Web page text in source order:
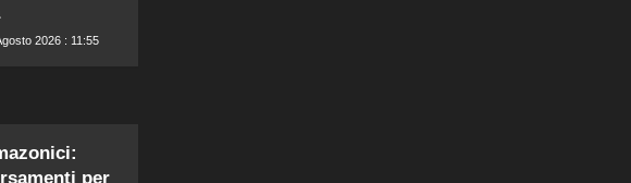
2026 : 11:55
per